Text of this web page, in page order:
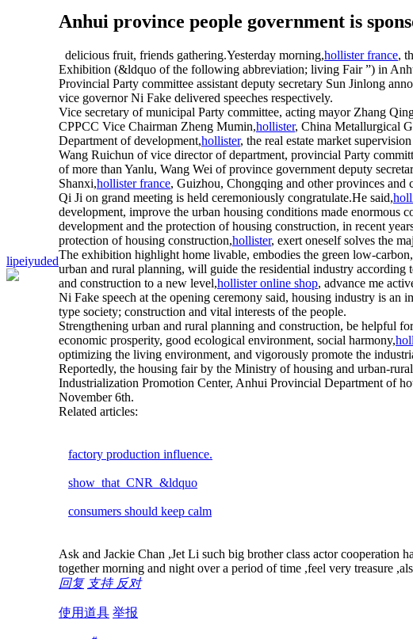
lipeiyuded
Anhui province people government is
delicious fruit, friends gathering.Yesterday morning,hollister france,
Exhibition (&ldquo of the following abbreviation; living Fair ”) in
Provincial Party committee assistant deputy secretary Sun Jinlong
vice governor Ni Fake delivered speeches respectively.
Vice secretary of municipal Party committee, acting mayor Zhang
CPPCC Vice Chairman Zheng Mumin,hollister, China Metallurgical
Department of development,hollister, the real estate market
Wang Ruichun of vice director of department, provincial Party
of more than Yanlu, Wang Wei of province government deputy
Shanxi,hollister france, Guizhou, Chongqing and other provinces and
Qi Ji on grand meeting is held ceremoniously congratulate.He said,
development, improve the urban housing conditions made enormous
development and the protection of housing construction, in recent
protection of housing construction,hollister, exert oneself solves the
The exhibition highlight home livable, embodies the green low-
urban and rural planning, will guide the residential industry
and construction to a new level,hollister online shop, advance me
Ni Fake speech at the opening ceremony said, housing industry is
type society; construction and vital interests of the people.
Strengthening urban and rural planning and construction, be helpful
economic prosperity, good ecological environment, social harmony,
optimizing the living environment, and vigorously promote the
Reportedly, the housing fair by the Ministry of housing and urban-
Industrialization Promotion Center, Anhui Provincial Department of
November 6th.
Related articles:
factory production influence.
show that CNR &ldquo
consumers should keep calm
Ask and Jackie Chan ,Jet Li such big brother class actor cooperation
together morning and night over a period of time ,feel very treasure
回复 支持 反对
使用道具 举报